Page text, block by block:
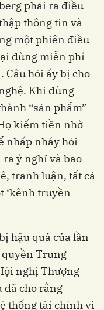
phải ra điều
thông tin và
một phiên điều
dùng miễn phí
Câu hỏi ấy bị cho
Khi dùng
“sản phẩm”
kiếm tiền nhờ
nhấp nháy hỏi
ý nghĩ và bao
tranh luận, tất cả
‘kênh truyền
hậu quả của lần
Trung
nghị Thượng
đã cho rằng
thống tài chính vì